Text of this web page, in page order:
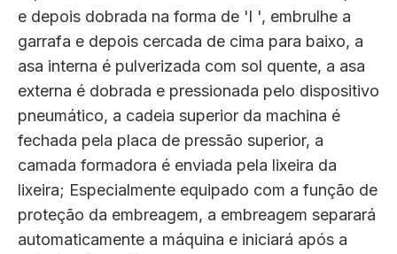
e depois dobrada na forma de 'l ', embrulhe a
garrafa e depois cercada de cima para baixo, a
asa interna é pulverizada com sol quente, a asa
externa é dobrada e pressionada pelo dispositivo
pneumático, a cadeia superior da machina é
fechada pela placa de pressão superior, a
camada formadora é enviada pela lixeira da
lixeira; Especialmente equipado com a função de
proteção da embreagem, a embreagem separará
automaticamente a máquina e iniciará após a